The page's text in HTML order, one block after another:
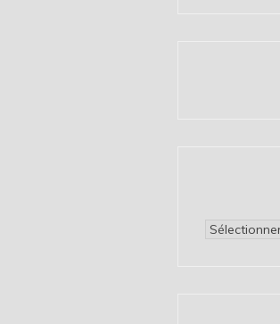
Catégories